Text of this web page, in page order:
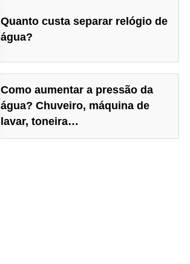
Quanto custa separar relógio de
água?
Como aumentar a pressão da
água? Chuveiro, máquina de
lavar, toneira…